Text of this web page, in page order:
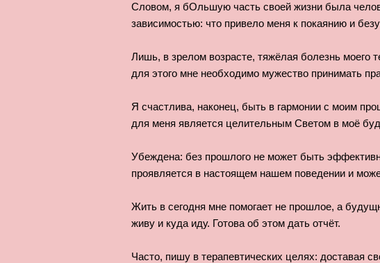
Словом, я бОльшую часть своей жизни была
зависимостью: что привело меня к покаянию и
Лишь, в зрелом возрасте, тяжёлая болезнь моего
для этого мне необходимо мужество принимать
Я счастлива, наконец, быть в гармонии с моим
для меня является целительным Светом в моё
Убеждена: без прошлого не может быть
проявляется в настоящем нашем поведении и
Жить в сегодня мне помогает не прошлое, а
живу и куда иду. Готова об этом дать отчёт.
Часто, пишу в терапевтических целях: доставая